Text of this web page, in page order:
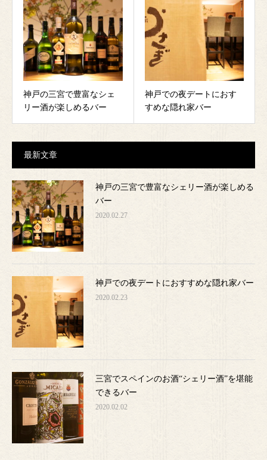
神戸の三宮で豊富なシェ
リー酒が楽しめるバー
神戸での夜デートにおす
すめな隠れ家バー
最新文章
神戸の三宮で豊富なシェリー酒が楽しめる
バー
2020.02.27
神戸での夜デートにおすすめな隠れ家バー
2020.02.23
三宮でスペインのお酒“シェリー酒”を堪能
できるバー
2020.02.02